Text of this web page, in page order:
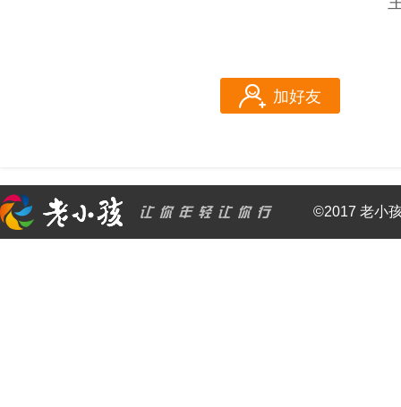
加好友
©2017 老小